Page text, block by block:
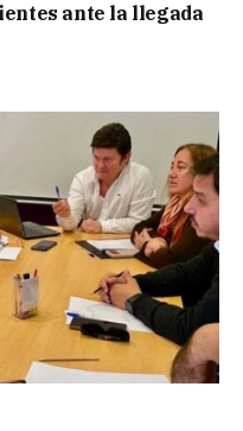
ante la llegada